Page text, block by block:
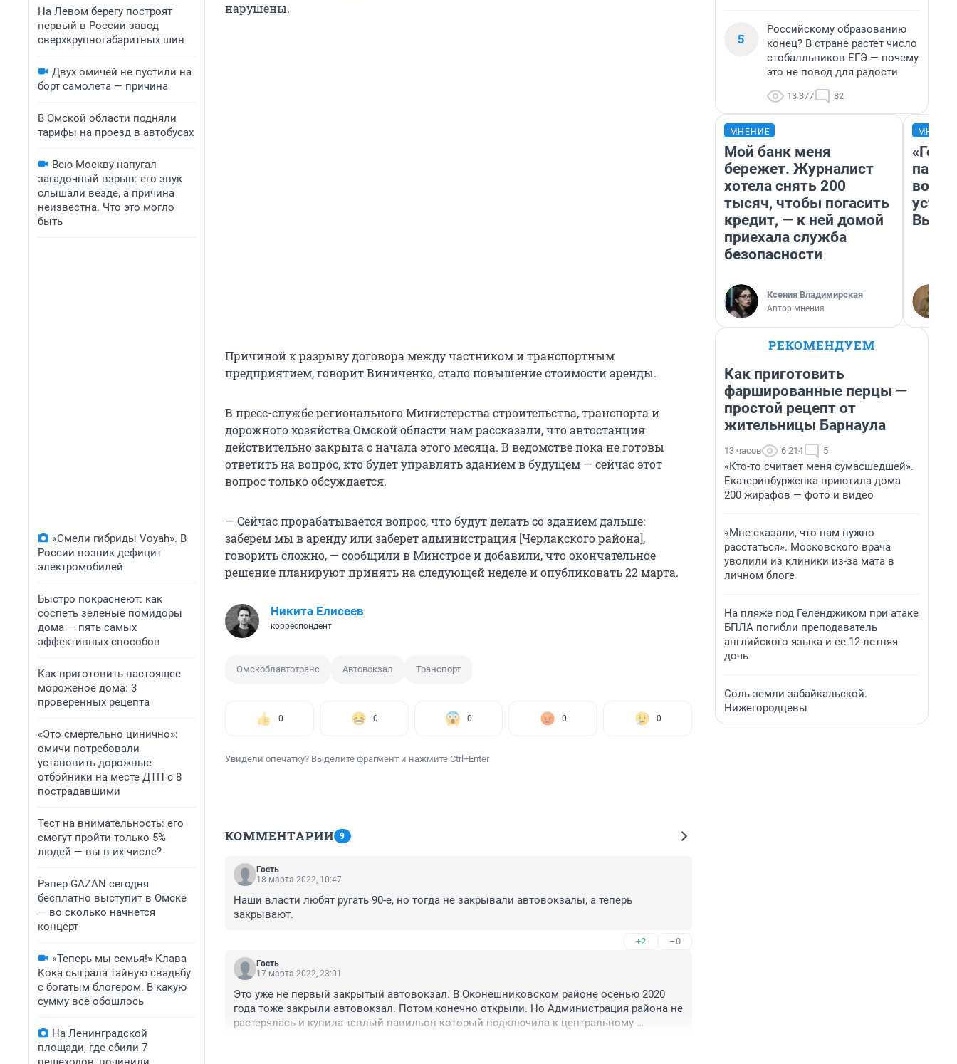
На Левом берегу построят
первый в России завод
сверхкрупногабаритных шин
Двух омичей не пустили на
борт самолета — причина
В Омской области подняли
тарифы на проезд в автобусах
Всю Москву напугал
загадочный взрыв: его звук
слышали везде, а причина
неизвестна. Что это могло
быть
«Смели гибриды Voyah». В
России возник дефицит
электромобилей
Быстро покраснеют: как
соспеть зеленые помидоры
дома — пять самых
эффективных способов
Как приготовить настоящее
мороженое дома: 3
проверенных рецепта
«Это смертельно цинично»:
омичи потребовали
установить дорожные
отбойники на месте ДТП с 8
пострадавшими
Тест на внимательность: его
смогут пройти только 5%
людей — вы в их числе?
Рэпер GAZAN сегодня
бесплатно выступит в Омске
— во сколько начнется
концерт
«Теперь мы семья!» Клава
Кока сыграла тайную свадьбу
с богатым блогером. В какую
сумму всё обошлось
На Ленинградской
площади, где сбили 7
нарушены.
Причиной к разрыву договора между частником и транспортным
предприятием, говорит Виниченко, стало повышение стоимости аренды.
В пресс-службе регионального Министерства строительства, транспорта и
дорожного хозяйства Омской области нам рассказали, что автостанция
действительно закрыта с начала этого месяца. В ведомстве пока не готовы
ответить на вопрос, кто будет управлять зданием в будущем — сейчас этот
вопрос только обсуждается.
— Сейчас прорабатывается вопрос, что будут делать со зданием дальше:
заберем мы в аренду или заберет администрация [Черлакского района],
говорить сложно, — сообщили в Минстрое и добавили, что окончательное
решение планируют принять на следующей неделе и опубликовать 22 марта.
Никита Елисеев
корреспондент
Омскоблавтотранс Автовокзал Транспорт
0 0 0 0 0
Увидели опечатку? Выделите фрагмент и нажмите Ctrl+Enter
КОММЕНТАРИИ 9
Гость
18 марта 2022, 10:47
Наши власти любят ругать 90-е, но тогда не закрывали автовокзалы, а теперь
закрывают.
+2 –0
Гость
17 марта 2022, 23:01
Это уже не первый закрытый автовокзал. В Оконешниковском районе осенью 2020
года тоже закрыли автовокзал. Потом конечно открыли. Но Администрация района не
растерялась и купила теплый павильон который подключила к центральному
5
Российскому образованию
конец? В стране растет число
стобалльников ЕГЭ — почему
это не повод для радости
13 377 82
МНЕНИЕ
Мой банк меня
бережет. Журналист
хотела снять 200
тысяч, чтобы погасить
кредит, — к ней домой
приехала служба
безопасности
Ксения Владимирская
Автор мнения
РЕКОМЕНДУЕМ
Как приготовить
фаршированные перцы —
простой рецепт от
жительницы Барнаула
13 часов 6 214 5
«Кто-то считает меня сумасшедшей».
Екатеринбурженка приютила дома
200 жирафов — фото и видео
«Мне сказали, что нам нужно
расстаться». Московского врача
уволили из клиники из-за мата в
личном блоге
На пляже под Геленджиком при атаке
БПЛА погибли преподаватель
английского языка и ее 12-летняя
дочь
Соль земли забайкальской.
Нижегородцевы